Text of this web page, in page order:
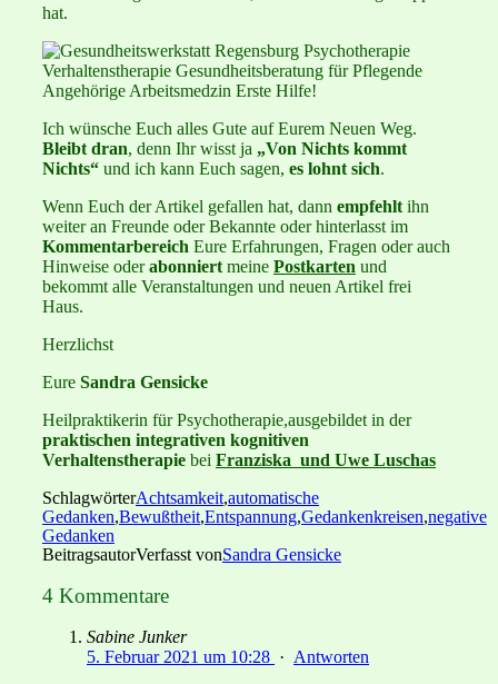
hat.
Ich wünsche Euch alles Gute auf Eurem Neuen Weg.
Bleibt dran, denn Ihr wisst ja „Von Nichts kommt
Nichts“ und ich kann Euch sagen, es lohnt sich.
Wenn Euch der Artikel gefallen hat, dann empfehlt ihn
weiter an Freunde oder Bekannte oder hinterlasst im
Kommentarbereich Eure Erfahrungen, Fragen oder auch
Hinweise oderabonniert meine Postkarten und
bekommt alle Veranstaltungen und neuen Artikel frei
Haus.
Herzlichst
Eure Sandra Gensicke
Heilpraktikerin für Psychotherapie,ausgebildet in der
praktischen integrativen kognitiven
Verhaltenstherapie bei Franziska und Uwe Luschas
SchlagwörterAchtsamkeit,automatische
Gedanken,Bewußtheit,Entspannung,Gedankenkreisen,negative
Gedanken
BeitragsautorVerfasst vonSandra Gensicke
4 Kommentare
Sabine Junker
5. Februar 2021 um 10:28 · Antworten